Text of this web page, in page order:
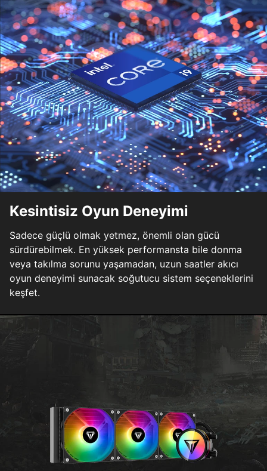
Kesintisiz Oyun Deneyimi
Sadece güçlü olmak yetmez, önemli olan gücü
sürdürebilmek. En yüksek performansta bile donma
veya takılma sorunu yaşamadan, uzun saatler akıcı
oyun deneyimi sunacak soğutucu sistem seçeneklerini
keşfet.